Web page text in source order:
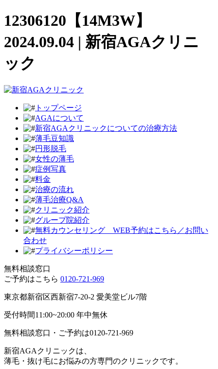
12306120【14M3W】
2024.09.04 | 新宿AGAクリニ
ック
トップページ
AGAについて
新宿AGAクリニックについての治療方法
薄毛豆知識
円形脱毛
女性の薄毛
症例写真
料金
治療の流れ
薄毛治療Q&A
クリニック紹介
グループ院紹介
無料カウンセリング WEB予約はこちら／お問い
合わせ
プライバシーポリシー
無料相談窓口
ご予約はこちら 0120-721-969
東京都新宿区西新宿7-20-2 愛美堂ビル7階
受付時間11:00~20:00 年中無休
無料相談窓口・ご予約は0120-721-969
新宿AGAクリニックは、
薄毛・抜け毛にお悩みの方専門のクリニックです。